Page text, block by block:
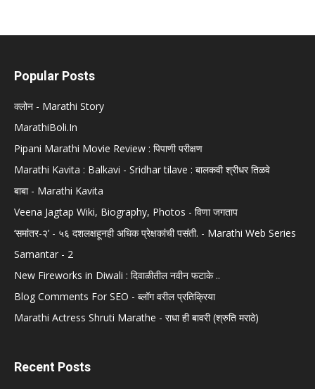
Popular Posts
क्लोन - Marathi Story
MarathiBoli.In
Pipani Marathi Movie Review : पिपाणी परीक्षण
Marathi Kavita : Balkavi - Sridhar tilave : बालकवी श्रीधर तिळवे
बाबा - Marathi Kavita
Veena Jagtap Wiki, Biography, Photos - विणा जगताप
‘समांतर-२’ - ५६ दशलक्षहूनही अधिक प्रेक्षकांची पसंती. - Marathi Web Series
Samantar - 2
New Fireworks in Diwali : दिवाळीतील नवीन फटाके ..
Blog Comments For SEO - ब्लॉग वरील प्रतिक्रिया
Marathi Actress Shruti Marathe - राधा ही बावरी (श्रुति मराठे)
Recent Posts